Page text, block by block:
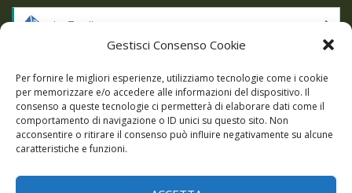
Gestisci Consenso Cookie
Per fornire le migliori esperienze, utilizziamo tecnologie come i cookie
per memorizzare e/o accedere alle informazioni del dispositivo. Il
consenso a queste tecnologie ci permetterà di elaborare dati come il
comportamento di navigazione o ID unici su questo sito. Non
acconsentire o ritirare il consenso può influire negativamente su alcune
caratteristiche e funzioni.
by Email
RSS
SSL SECURE